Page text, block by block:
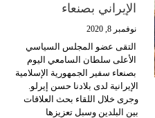
الإيراني بصنعاء
نوفمبر 8, 2020
التقى عضو المجلس السياسي
الأعلى سلطان السامعي اليوم
بصنعاء سفير الجمهورية الإسلامية
الإيرانية لدى بلادنا حسن إيرلو.
وجرى خلال اللقاء بحث العلاقات
بين البلدين وسبل تعزيزها